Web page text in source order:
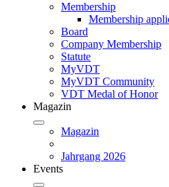
Membership
Membership
Board
Company Membership
Statute
MyVDT
MyVDT Community
VDT Medal of Honor
Magazin
Magazin
Jahrgang 2026
Events